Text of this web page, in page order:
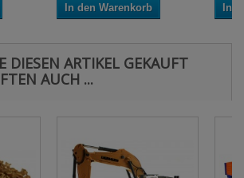
In den Warenkorb In
DIESEN ARTIKEL GEKAUFT
AUCH ...